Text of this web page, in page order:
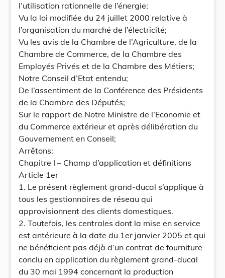
l’utilisation rationnelle de l’énergie;
Vu la loi modifiée du 24 juillet 2000 relative à
l’organisation du marché de l’électricité;
Vu les avis de la Chambre de l’Agriculture, de la
Chambre de Commerce, de la Chambre des
Employés Privés et de la Chambre des Métiers;
Notre Conseil d’Etat entendu;
De l’assentiment de la Conférence des Présidents
de la Chambre des Députés;
Sur le rapport de Notre Ministre de l’Economie et
du Commerce extérieur et après délibération du
Gouvernement en Conseil;
Arrêtons:
Chapitre I – Champ d’application et définitions
Article 1er
1. Le présent règlement grand-ducal s’applique à
tous les gestionnaires de réseau qui
approvisionnent des clients domestiques.
2. Toutefois, les centrales dont la mise en service
est antérieure à la date du 1er janvier 2005 et qui
ne bénéficient pas déjà d’un contrat de fourniture
conclu en application du règlement grand-ducal
du 30 mai 1994 concernant la production